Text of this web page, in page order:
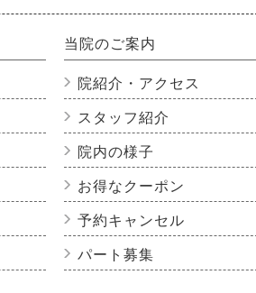
当院のご案内
院紹介・アクセス
スタッフ紹介
院内の様子
お得なクーポン
予約キャンセル
パート募集